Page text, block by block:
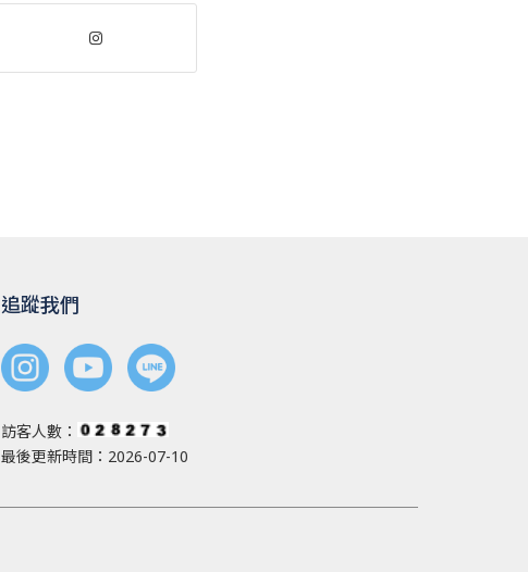
追蹤我們
訪客人數：
最後更新時間：2026-07-10